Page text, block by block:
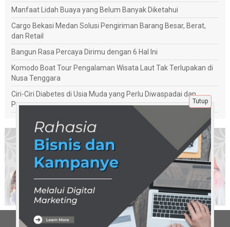
Manfaat Lidah Buaya yang Belum Banyak Diketahui
Cargo Bekasi Medan Solusi Pengiriman Barang Besar, Berat,
dan Retail
Bangun Rasa Percaya Dirimu dengan 6 Hal Ini
Komodo Boat Tour Pengalaman Wisata Laut Tak Terlupakan di
Nusa Tenggara
Ciri-Ciri Diabetes di Usia Muda yang Perlu Diwaspadai dan
Penanganannya
Tutup